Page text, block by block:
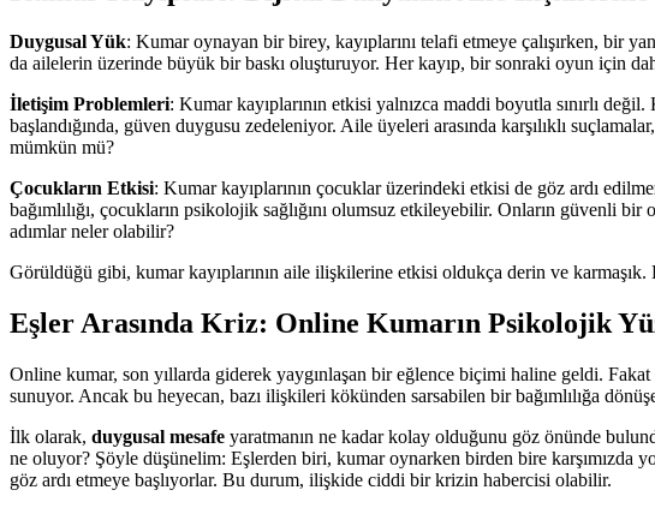
Duygusal Yük: Kumar oynayan bir birey, kayıplarını telafi etmeye çalışırken, bir
da ailelerin üzerinde büyük bir baskı oluşturuyor. Her kayıp, bir sonraki oyun için
İletişim Problemleri: Kumar kayıplarının etkisi yalnızca maddi boyutla sınırlı
başlandığında, güven duygusu zedeleniyor. Aile üyeleri arasında karşılıklı
mümkün mü?
Çocukların Etkisi: Kumar kayıplarının çocuklar üzerindeki etkisi de göz ardı
bağımlılığı, çocukların psikolojik sağlığını olumsuz etkileyebilir. Onların güvenli
adımlar neler olabilir?
Görüldüğü gibi, kumar kayıplarının aile ilişkilerine etkisi oldukça derin ve
Eşler Arasında Kriz: Online Kumarın Psikolojik
Online kumar, son yıllarda giderek yaygınlaşan bir eğlence biçimi haline geldi.
sunuyor. Ancak bu heyecan, bazı ilişkileri kökünden sarsabilen bir bağımlılığa
İlk olarak, duygusal mesafe yaratmanın ne kadar kolay olduğunu göz önünde
ne oluyor? Şöyle düşünelim: Eşlerden biri, kumar oynarken birden bire karşımızda
göz ardı etmeye başlıyorlar. Bu durum, ilişkide ciddi bir krizin habercisi olabilir.